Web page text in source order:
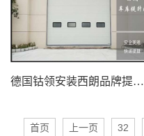
德国钴领安装西朗品牌提升门
首页 上一页 32